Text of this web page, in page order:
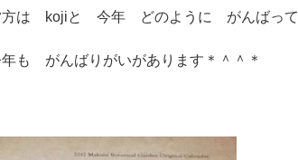
は kojiと 今年 どのように がんばって
も がんばりがいがあります＊＾＾＊